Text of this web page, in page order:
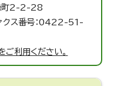
町2-2-28
ス番号：0422-51-
ご利用ください。